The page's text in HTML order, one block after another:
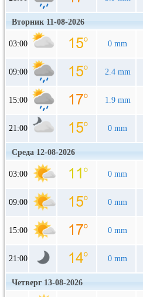
Вторник 11-08-2026
03:00 0 mm
09:00 2.4 mm
15:00 1.9 mm
21:00 0 mm
Среда 12-08-2026
03:00 0 mm
09:00 0 mm
15:00 0 mm
21:00 0 mm
Четверг 13-08-2026